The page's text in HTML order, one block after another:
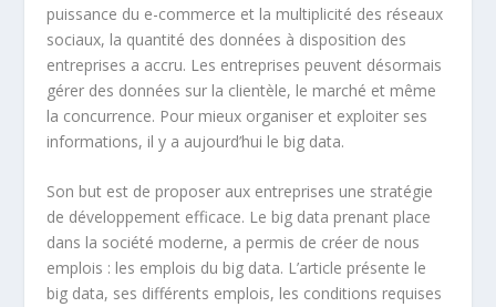
puissance du e-commerce et la multiplicité des réseaux
sociaux, la quantité des données à disposition des
entreprises a accru. Les entreprises peuvent désormais
gérer des données sur la clientèle, le marché et même
la concurrence. Pour mieux organiser et exploiter ses
informations, il y a aujourd’hui le big data.
Son but est de proposer aux entreprises une stratégie
de développement efficace. Le big data prenant place
dans la société moderne, a permis de créer de nous
emplois : les emplois du big data. L’article présente le
big data, ses différents emplois, les conditions requises